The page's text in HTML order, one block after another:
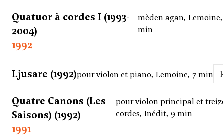
Quatuor à cordes I (1993-
2004)
mèden agan, Lemoine,
min
1992
Ljusare (1992)pour violon et piano, Lemoine, 7 min
Quatre Canons (Les
Saisons) (1992)
pour violon principal et
cordes, Inédit, 9 min
1991